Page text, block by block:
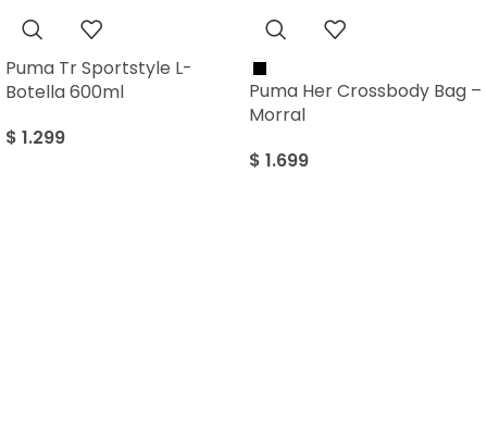
Puma Tr Sportstyle L-
Botella 600ml
$ 1.299
Puma Her Crossbody Bag –
Morral
$ 1.699